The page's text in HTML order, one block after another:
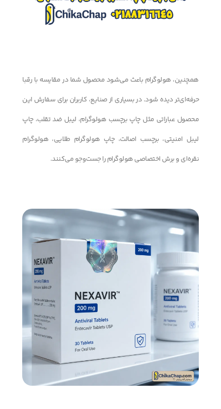
همچنین، هولوگرام باعث می‌شود محصول شما در مقایسه با رقبا
حرفه‌ای‌تر دیده شود. در بسیاری از صنایع، کاربران برای سفارش این
محصول عباراتی مثل چاپ برچسب هولوگرام، لیبل ضد تقلب، چاپ
لیبل امنیتی، برچسب اصالت، چاپ هولوگرام طلایی، هولوگرام
نقره‌ای و برش اختصاصی هولوگرام را جست‌وجو می‌کنند.